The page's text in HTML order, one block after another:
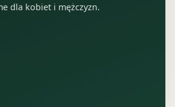
dla kobiet i mężczyzn.